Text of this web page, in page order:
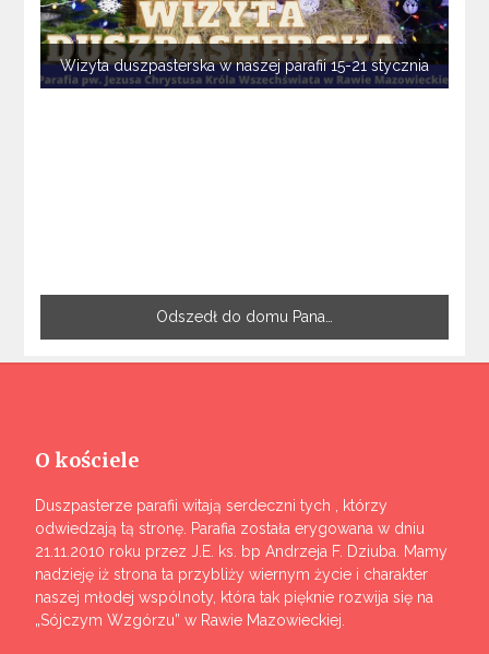
Wizyta duszpasterska w naszej parafii 15-21 stycznia
Odszedł do domu Pana…
O kościele
Duszpasterze parafii witają serdeczni tych , którzy
odwiedzają tą stronę. Parafia została erygowana w dniu
21.11.2010 roku przez J.E. ks. bp Andrzeja F. Dziuba. Mamy
nadzieję iż strona ta przybliży wiernym życie i charakter
naszej młodej wspólnoty, która tak pięknie rozwija się na
„Sójczym Wzgórzu” w Rawie Mazowieckiej.